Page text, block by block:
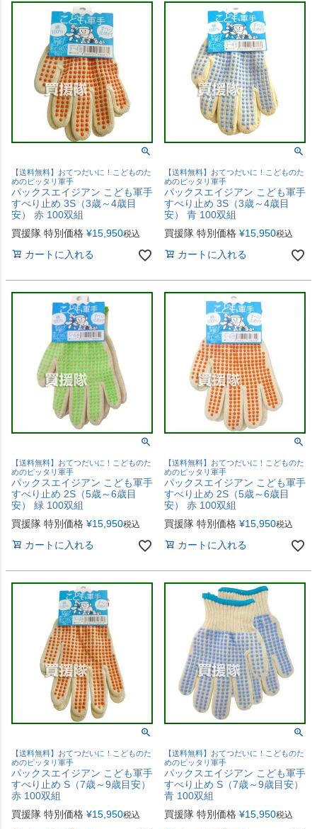
【送料無料】おてつだいに！こどものた
めのピッタリ軍手
パックスエイジアン こども軍手
すべり止め 3S（3歳～4歳目
安） 赤 100双組
買援隊 特別価格 ¥15,950税込
カートに入れる
【送料無料】おてつだいに！こどものた
めのピッタリ軍手
パックスエイジアン こども軍手
すべり止め 3S（3歳～4歳目
安） 青 100双組
買援隊 特別価格 ¥15,950税込
カートに入れる
【送料無料】おてつだいに！こどものた
めのピッタリ軍手
パックスエイジアン こども軍手
すべり止め 2S（5歳～6歳目
安） 緑 100双組
買援隊 特別価格 ¥15,950税込
カートに入れる
【送料無料】おてつだいに！こどものた
めのピッタリ軍手
パックスエイジアン こども軍手
すべり止め 2S（5歳～6歳目
安） 赤 100双組
買援隊 特別価格 ¥15,950税込
カートに入れる
【送料無料】おてつだいに！こどものた
めのピッタリ軍手
パックスエイジアン こども軍手
すべり止め S（7歳～9歳目安）
赤 100双組
買援隊 特別価格 ¥15,950税込
【送料無料】おてつだいに！こどものた
めのピッタリ軍手
パックスエイジアン こども軍手
すべり止め S（7歳～9歳目安）
青 100双組
買援隊 特別価格 ¥15,950税込